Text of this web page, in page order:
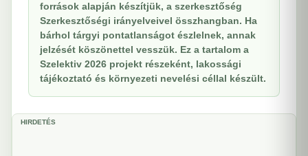
források alapján készítjük, a szerkesztőség
Szerkesztőségi irányelveivel összhangban. Ha
bárhol tárgyi pontatlanságot észlelnek, annak
jelzését köszönettel vesszük. Ez a tartalom a
Szelektiv 2026 projekt részeként, lakossági
tájékoztató és környezeti nevelési céllal készült.
HIRDETÉS